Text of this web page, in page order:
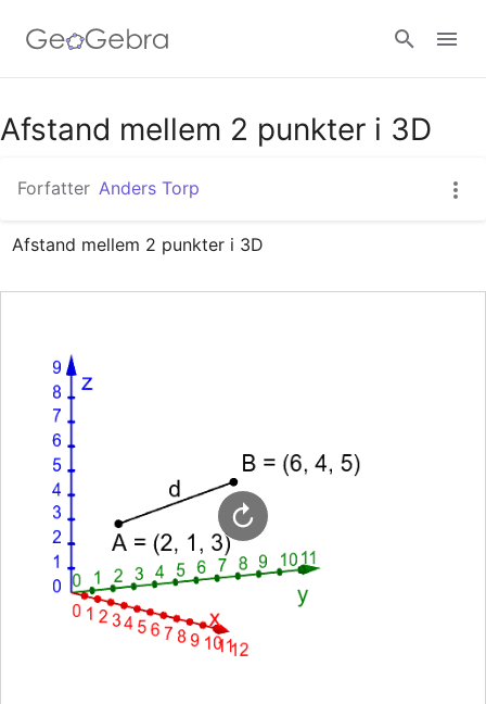
Google Classroom
GeoGebra Classroom
Afstand mellem 2 punkter i 3D
Forfatter Anders Torp
Afstand mellem 2 punkter i 3D